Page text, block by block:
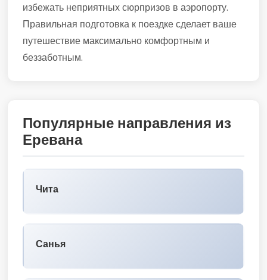
избежать неприятных сюрпризов в аэропорту.
Правильная подготовка к поездке сделает ваше
путешествие максимально комфортным и
беззаботным.
Популярные направления из
Еревана
Чита
Санья